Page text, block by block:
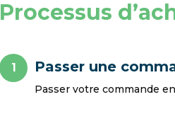
Processus
1 Passer une
Passer votre commande